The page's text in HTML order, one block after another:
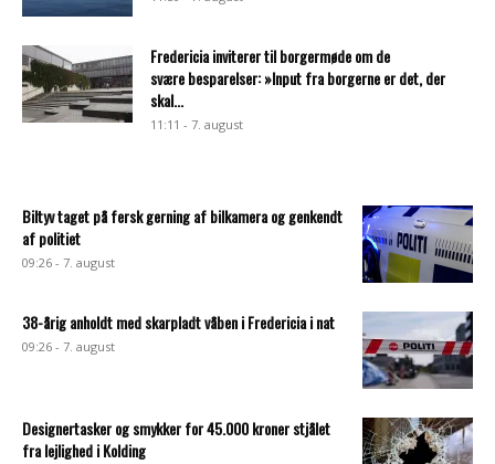
Fredericia inviterer til borgermøde om de
svære besparelser: »Input fra borgerne er det, der
skal...
11:11 - 7. august
Biltyv taget på fersk gerning af bilkamera og genkendt
af politiet
09:26 - 7. august
38-årig anholdt med skarpladt våben i Fredericia i nat
09:26 - 7. august
Designertasker og smykker for 45.000 kroner stjålet
fra lejlighed i Kolding